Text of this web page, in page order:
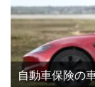
自動車保険の